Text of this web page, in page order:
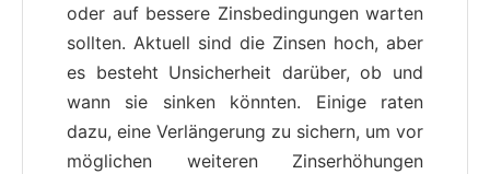
oder auf bessere Zinsbedingungen warten
sollten. Aktuell sind die Zinsen hoch, aber
es besteht Unsicherheit darüber, ob und
wann sie sinken könnten. Einige raten
dazu, eine Verlängerung zu sichern, um vor
möglichen weiteren Zinserhöhungen